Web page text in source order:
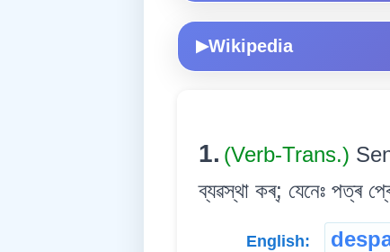
▶Wikipedia
1. (Verb-Trans.)
ব্যৱস্থা কৰ্; যেনেঃ পত্ৰ
English: